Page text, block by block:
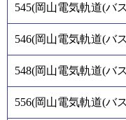
545(岡山電気軌道(バ
546(岡山電気軌道(バ
548(岡山電気軌道(バ
556(岡山電気軌道(バ